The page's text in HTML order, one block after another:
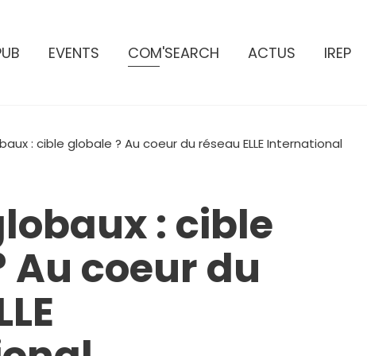
EVENTS COM'SEARCH ACTUS IREP
: cible globale ? Au coeur du réseau ELLE International
: cible
Au coeur du